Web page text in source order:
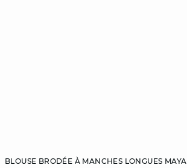
BLOUSE BRODÉE À MANCHES LONGUES MAYA